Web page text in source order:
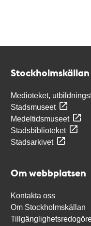
Medioteket,
Stadsmuseet
Medeltidsmuseet
Stadsbiblioteket
Stadsarkivet
Om webbplatsen
Kontakta oss
Om Stockholmskällan